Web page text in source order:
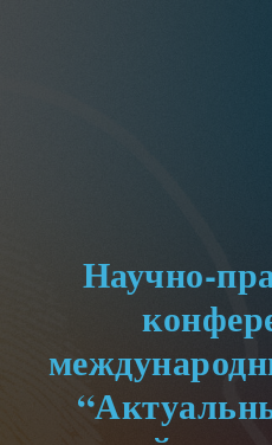
Научно-